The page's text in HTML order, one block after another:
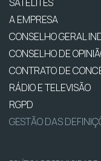
A EMPRESA
CONSELHO GERAL
CONSELHO DE
CONTRATO DE
RÁDIO E TELEVISÃO
RGPD
GESTÃO DAS